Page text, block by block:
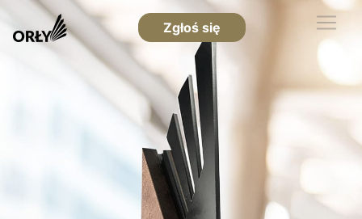
Zgłoś się